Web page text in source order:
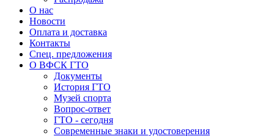
О нас
Новости
Оплата и доставка
Контакты
Спец. предложения
О ВФСК ГТО
Документы
История ГТО
Музей спорта
Вопрос-ответ
ГТО - сегодня
Современные знаки и удостоверения